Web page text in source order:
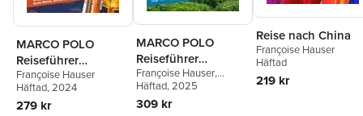
MARCO POLO
Reiseführer
Südkorea, Seoul
Françoise Hauser
Häftad, 2024
279 kr
MARCO POLO
Reiseführer
Malaysia
Françoise Hauser,
Claudia Schneider
Häftad, 2025
309 kr
Reise nach China
Françoise Hauser
Häftad
219 kr